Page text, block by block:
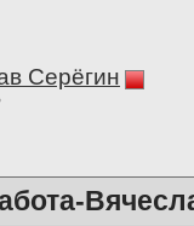
Серёгин